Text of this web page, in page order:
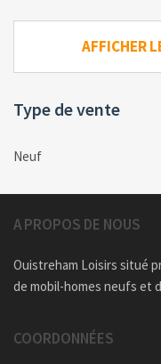
AFFICHER
Type de vente
Neuf
A PROPOS DE NOUS
Ouistreham Loisirs situé
de mobil-homes neufs et
COORDONNÉES